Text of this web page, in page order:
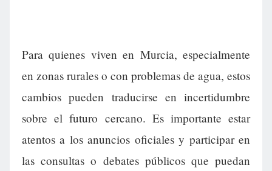
Para quienes viven en Murcia, especialmente
en zonas rurales o con problemas de agua, estos
cambios pueden traducirse en incertidumbre
sobre el futuro cercano. Es importante estar
atentos a los anuncios oficiales y participar en
las consultas o debates públicos que puedan